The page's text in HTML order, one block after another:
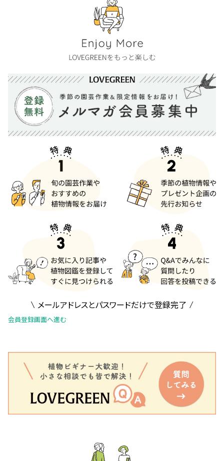
メールアドレスとパスワードだけで登録完了
会員登録画面へ進む